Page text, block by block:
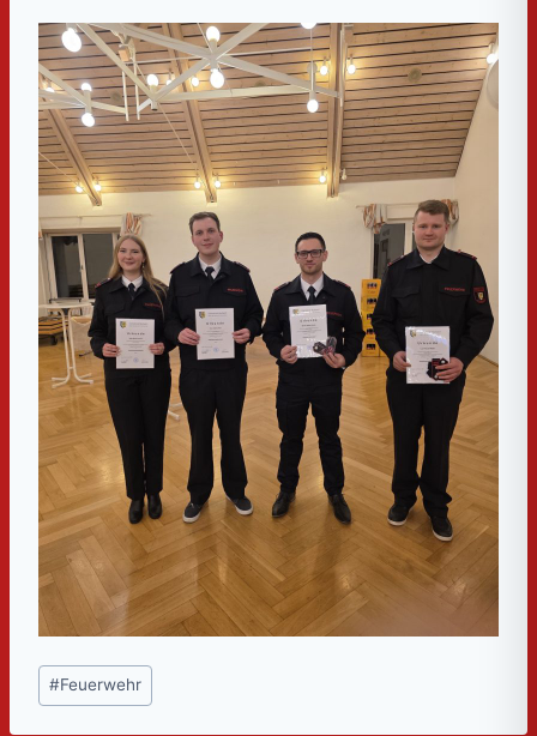
Schlagworte:
#Feuerwehr